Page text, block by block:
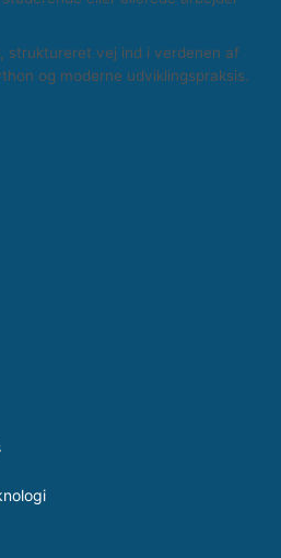
struktureret vej ind i verdenen af
og moderne udviklingspraksis.